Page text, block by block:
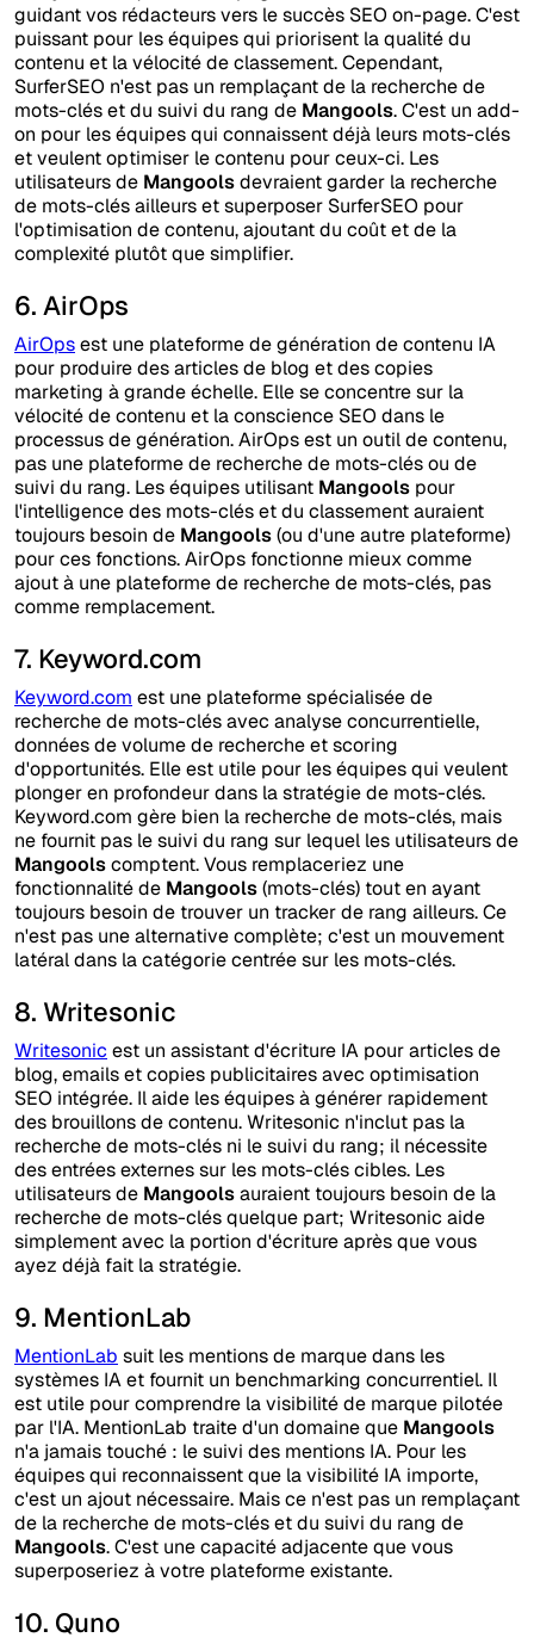
guidant vos rédacteurs vers le succès SEO on-page. C'est
puissant pour les équipes qui priorisent la qualité du
contenu et la vélocité de classement. Cependant,
SurferSEO n'est pas un remplaçant de la recherche de
mots-clés et du suivi du rang de Mangools. C'est un add-
on pour les équipes qui connaissent déjà leurs mots-clés
et veulent optimiser le contenu pour ceux-ci. Les
utilisateurs de Mangoolsdevraient garder la recherche
de mots-clés ailleurs et superposer SurferSEO pour
l'optimisation de contenu, ajoutant du coût et de la
complexité plutôt que simplifier.
6. AirOps
AirOpsest une plateforme de génération de contenu IA
pour produire des articles de blog et des copies
marketing à grande échelle. Elle se concentre sur la
vélocité de contenu et la conscience SEO dans le
processus de génération. AirOps est un outil de contenu,
pas une plateforme de recherche de mots-clés ou de
suivi du rang. Les équipes utilisant Mangools pour
l'intelligence des mots-clés et du classement auraient
toujours besoin de Mangools(ou d'une autre plateforme)
pour ces fonctions. AirOps fonctionne mieux comme
ajout à une plateforme de recherche de mots-clés, pas
comme remplacement.
7. Keyword.com
Keyword.com est une plateforme spécialisée de
recherche de mots-clés avec analyse concurrentielle,
données de volume de recherche et scoring
d'opportunités. Elle est utile pour les équipes qui veulent
plonger en profondeur dans la stratégie de mots-clés.
Keyword.com gère bien la recherche de mots-clés, mais
ne fournit pas le suivi du rang sur lequel les utilisateurs de
Mangoolscomptent. Vous remplaceriez une
fonctionnalité de Mangools(mots-clés) tout en ayant
toujours besoin de trouver un tracker de rang ailleurs. Ce
n'est pas une alternative complète; c'est un mouvement
latéral dans la catégorie centrée sur les mots-clés.
8. Writesonic
Writesonic est un assistant d'écriture IA pour articles de
blog, emails et copies publicitaires avec optimisation
SEO intégrée. Il aide les équipes à générer rapidement
des brouillons de contenu. Writesonic n'inclut pas la
recherche de mots-clés ni le suivi du rang; il nécessite
des entrées externes sur les mots-clés cibles. Les
utilisateurs de Mangoolsauraient toujours besoin de la
recherche de mots-clés quelque part; Writesonic aide
simplement avec la portion d'écriture après que vous
ayez déjà fait la stratégie.
9. MentionLab
MentionLab suit les mentions de marque dans les
systèmes IA et fournit un benchmarking concurrentiel. Il
est utile pour comprendre la visibilité de marque pilotée
par l'IA. MentionLab traite d'un domaine que Mangools
n'a jamais touché : le suivi des mentions IA. Pour les
équipes qui reconnaissent que la visibilité IA importe,
c'est un ajout nécessaire. Mais ce n'est pas un remplaçant
de la recherche de mots-clés et du suivi du rang de
Mangools. C'est une capacité adjacente que vous
superposeriez à votre plateforme existante.
10. Quno